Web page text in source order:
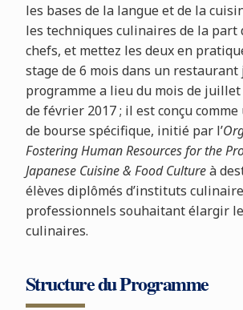
les bases de la langue et de la
les techniques culinaires de la part
chefs, et mettez les deux en
stage de 6 mois dans un restaurant
programme a lieu du mois de juillet
de février 2017 ; il est conçu
de bourse spécifique, initié par l’
Fostering Human Resources for the
Japanese Cuisine & Food Cultureà
élèves diplômés d’instituts
professionnels souhaitant élargir
culinaires.
Structure du Programme